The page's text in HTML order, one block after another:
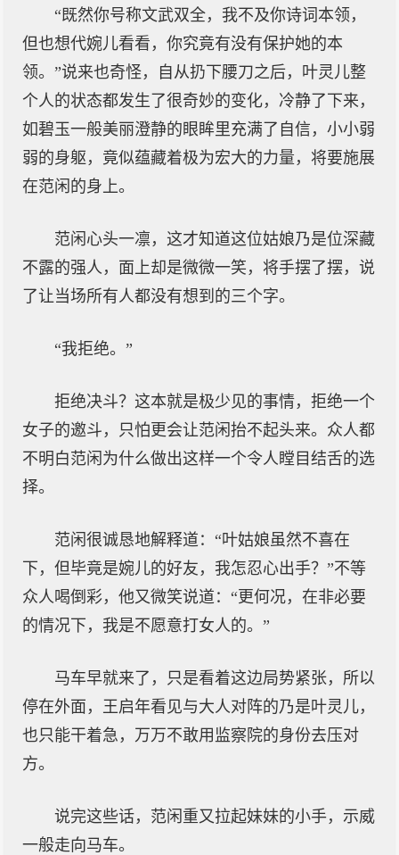
“既然你号称文武双全，我不及你诗词本领，
但也想代婉儿看看，你究竟有没有保护她的本
领。”说来也奇怪，自从扔下腰刀之后，叶灵儿整
个人的状态都发生了很奇妙的变化，冷静了下来，
如碧玉一般美丽澄静的眼眸里充满了自信，小小弱
弱的身躯，竟似蕴藏着极为宏大的力量，将要施展
在范闲的身上。
范闲心头一凛，这才知道这位姑娘乃是位深藏
不露的强人，面上却是微微一笑，将手摆了摆，说
了让当场所有人都没有想到的三个字。
“我拒绝。”
拒绝决斗？这本就是极少见的事情，拒绝一个
女子的邀斗，只怕更会让范闲抬不起头来。众人都
不明白范闲为什么做出这样一个令人瞠目结舌的选
择。
范闲很诚恳地解释道：“叶姑娘虽然不喜在
下，但毕竟是婉儿的好友，我怎忍心出手？”不等
众人喝倒彩，他又微笑说道：“更何况，在非必要
的情况下，我是不愿意打女人的。”
马车早就来了，只是看着这边局势紧张，所以
停在外面，王启年看见与大人对阵的乃是叶灵儿，
也只能干着急，万万不敢用监察院的身份去压对
方。
说完这些话，范闲重又拉起妹妹的小手，示威
一般走向马车。